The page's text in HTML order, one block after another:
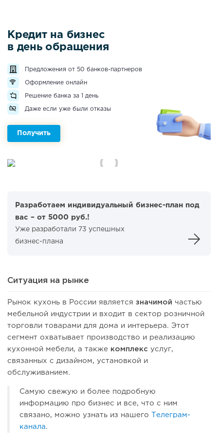
Кредит на бизнес
в день обращения
Предложения от 50 банков-партнеров
Оформление онлайн
Решение банка за 1 день
Даже если уже были отказы
Получить
Разработаем индивидуальный бизнес-план под
вас – от 5000 руб.!
Уже разработали 73 успешных
бизнес-плана
Ситуация на рынке
Рынок кухонь в России является значимой частью
мебельной индустрии и входит в сектор розничной
торговли товарами для дома и интерьера. Этот
сегмент охватывает производство и реализацию
кухонной мебели, а также комплекс услуг,
связанных с дизайном, установкой и
обслуживанием.
Самую свежую и более подробную
информацию про бизнес и все, что с ним
связано, можно узнать из нашего
Телеграм-
канала.